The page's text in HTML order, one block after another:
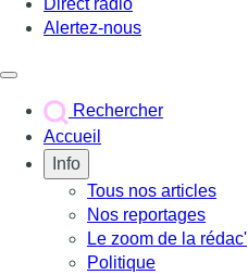
Direct radio
Alertez-nous
Rechercher
Accueil
Info
Tous nos articles
Nos reportages
Le zoom de la rédac'
Politique